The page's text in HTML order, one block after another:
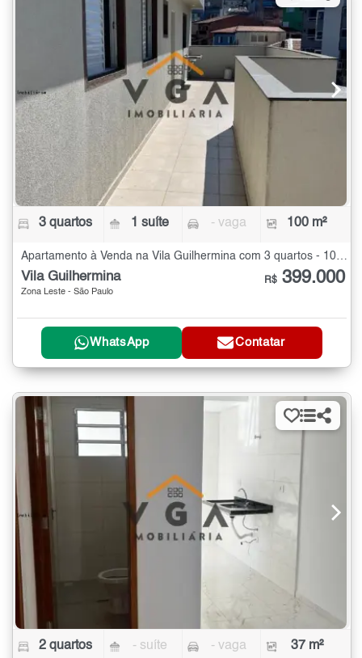
3 quartos 1 suíte - vaga 100 m²
Apartamento à Venda na Vila Guilhermina com 3 quartos - 100 m²
Vila Guilhermina
Zona Leste - São Paulo
R$ 399.000
WhatsApp Contatar
2 quartos - suíte - vaga 37 m²